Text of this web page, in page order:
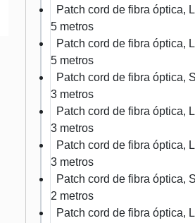
Patch cord de fibra óptica,
5 metros
Patch cord de fibra óptica,
5 metros
Patch cord de fibra óptica,
3 metros
Patch cord de fibra óptica,
3 metros
Patch cord de fibra óptica,
3 metros
Patch cord de fibra óptica,
2 metros
Patch cord de fibra óptica,